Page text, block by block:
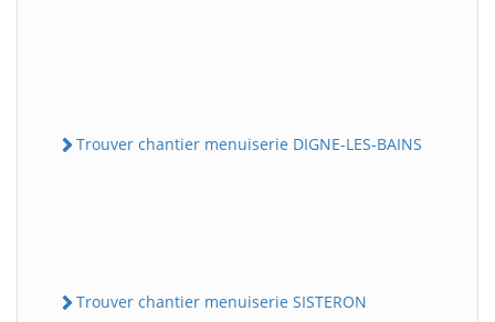
Trouver chantier menuiserie DIGNE-LES-BAINS
Trouver chantier menuiserie SISTERON